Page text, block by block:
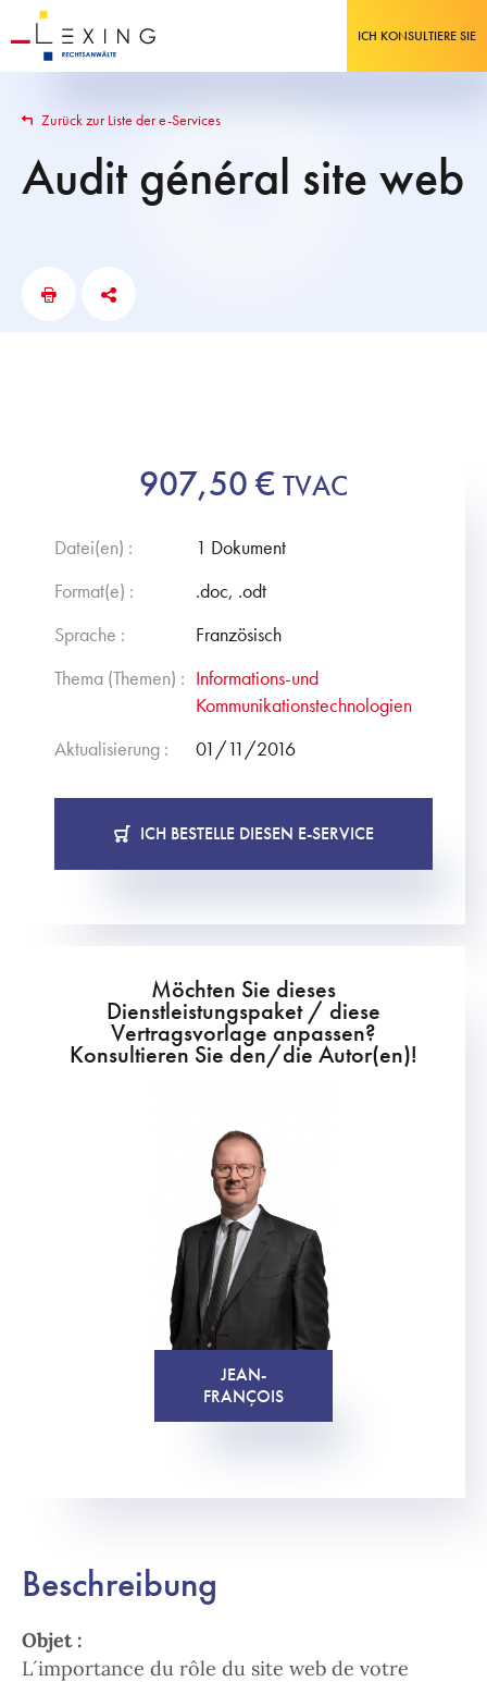
ICH KONSULTIERE SIE
Zurück zur Liste der e-Services
Audit général site web
907,50€ TVAC
Datei(en) :
1 Dokument
Format(e) :
.doc, .odt
Sprache :
Französisch
Thema (Themen) : Informations-und
Kommunikationstechnologien
Aktualisierung :
01/11/2016
ICH BESTELLE DIESEN E-SERVICE
Möchten Sie dieses
Dienstleistungspaket / diese
Vertragsvorlage anpassen?
Konsultieren Sie den/die Autor(en)!
JEAN-
FRANÇOIS
Beschreibung
Objet :
L´importance du rôle du site web de votre